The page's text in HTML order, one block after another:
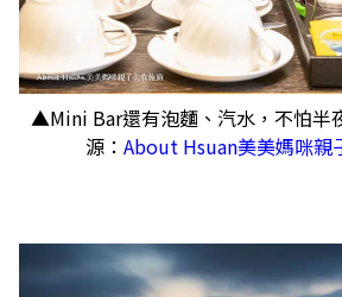
▲Mini Bar還有泡麵、汽水，不怕半
源： About Hsuan美美媽咪親